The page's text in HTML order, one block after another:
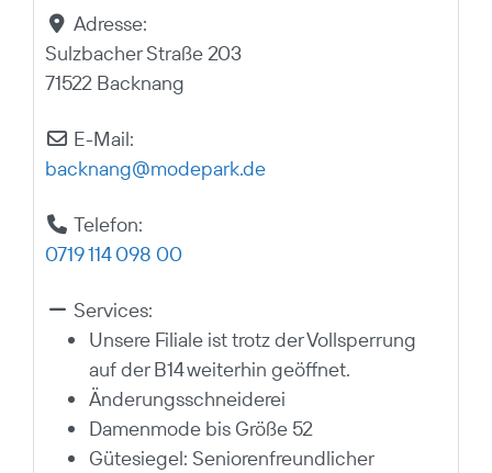
Adresse:
Sulzbacher Straße 203
71522 Backnang
E-Mail:
backnang@modepark.de
Telefon:
0719 114 098 00
Services:
Unsere Filiale ist trotz der Vollsperrung
auf der B14 weiterhin geöffnet.
Änderungsschneiderei
Damenmode bis Größe 52
Gütesiegel: Seniorenfreundlicher